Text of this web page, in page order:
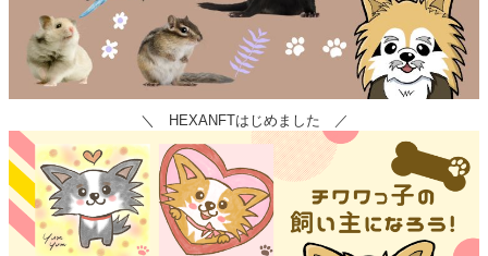
＼ HEXANFTはじめました ／